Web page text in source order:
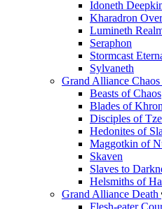
Idoneth
Kharadron
Lumineth
Seraphon
Stormcast
Sylvaneth
Grand Alliance Chaos
Beasts of Chaos
Blades of
Disciples of
Hedonites of
Maggotkin of
Skaven
Slaves to
Helsmiths of
Grand Alliance Death
Flesh-eater